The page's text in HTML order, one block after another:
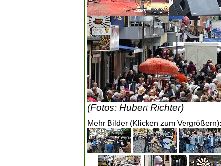
(Fotos: Hubert Richter)
Mehr Bilder (Klicken zum Vergrößern):